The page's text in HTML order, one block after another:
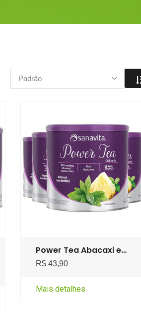
Padrão
Power Tea Abacaxi e…
R$ 43,90
Mais detalhes